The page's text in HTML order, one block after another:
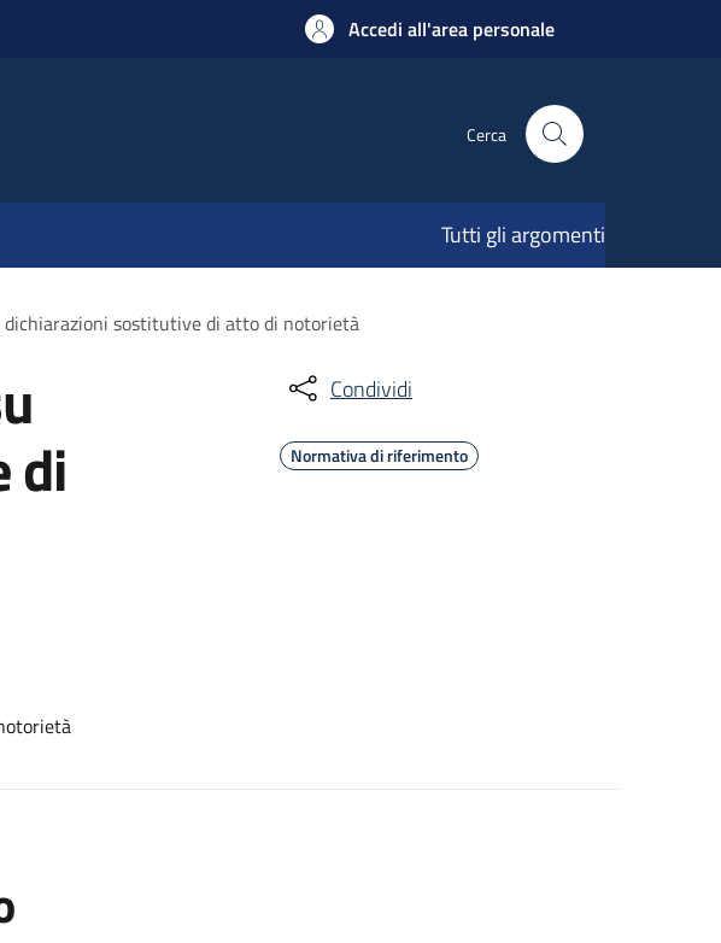
Accedi all'area personale
Cerca
Tutti gli argomenti
sostitutive di atto di notorietà
di
Condividi
Normativa di riferimento